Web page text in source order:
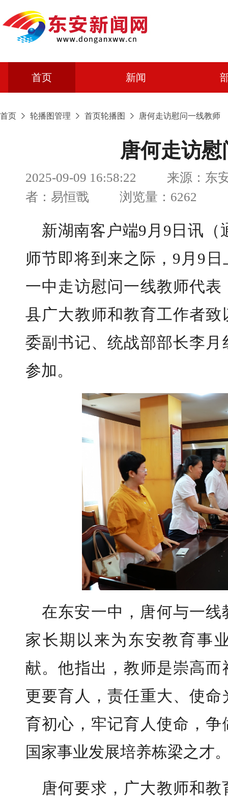
首页 新闻
首页 轮播图管理 首页轮播图 唐何走访慰问一线教师
唐何走访
2025-09-09 16:58:22 来源：东安
者：易恒戬 浏览量：6262
新湖南客户端9月9日讯（
师节即将到来之际，9月9
一中走访慰问一线教师代
县广大教师和教育工作者
委副书记、统战部部长李
参加。
在东安一中，唐何与一
家长期以来为东安教育事
献。他指出，教师是崇高
更要育人，责任重大、使
育初心，牢记育人使命，
国家事业发展培养栋梁之才
唐何要求，广大教师和